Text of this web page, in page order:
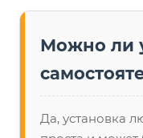
Можно ли
Да, установка